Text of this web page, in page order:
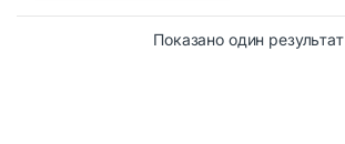
Показано один результат